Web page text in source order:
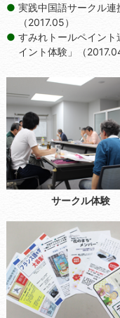
実践中国語サークル連
（2017.05）
すみれトールペイン
イント体験」（
サークル体験